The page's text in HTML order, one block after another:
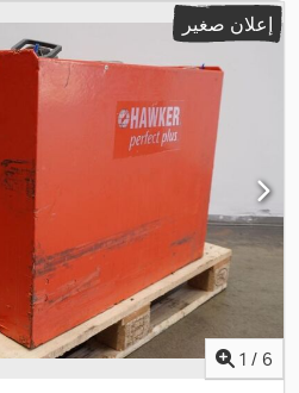
إعلان صغير
1 / 6